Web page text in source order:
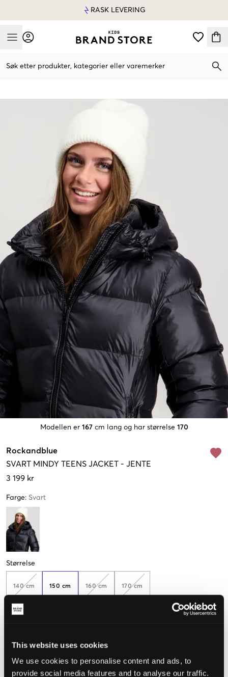
This website uses cookies
We use cookies to personalise content and ads, to
provide social media features and to analyse our traffic.
RASK LEVERING
Mobile Menu
Søk etter produkter, kategorier eller varemerker
Modellen er 167 cm lang og har størrelse 170
Rockandblue
SVART MINDY TEENS JACKET - JENTE
3 199 kr
Farge: Svart
Størrelse
140 cm 150 cm 160 cm 170 cm
Liten Riktig